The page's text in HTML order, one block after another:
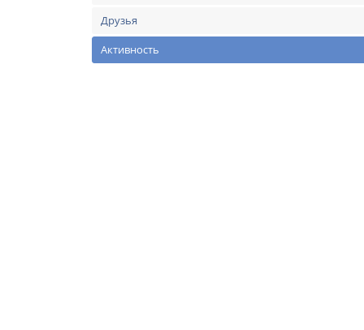
Друзья
Активность